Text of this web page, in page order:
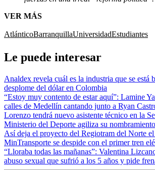
VER MÁS
AtlánticoBarranquillaUniversidadEstudiantes
Le puede interesar
Analdex revela cuál es la industria que se está
desplome del dólar en Colombia
“Estoy muy contento de estar aquí”: Lamine
calles de Medellín cantando junto a Ryan
Lorenzo tendrá nuevo asistente técnico en la
Ministerio del Deporte agiliza su nombramiento
Así deja el proyecto del Regiotram del Norte
MinTransporte se despide con el primer tren
“Lloraba todas las mañanas”: Valentina
abuso sexual que sufrió a los 5 años y pide